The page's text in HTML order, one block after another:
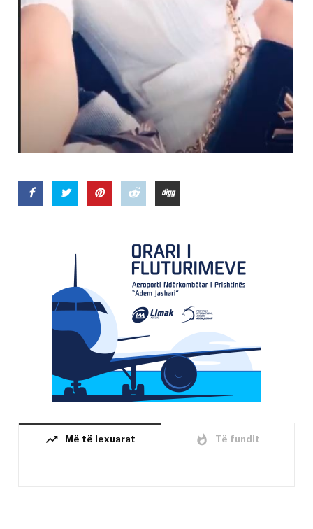
trending_up Më të lexuarat whatshot Të fundit